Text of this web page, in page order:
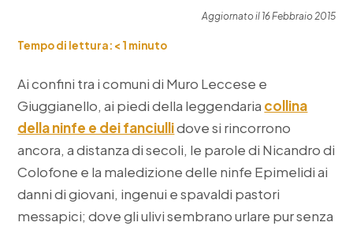
Aggiornato il 16 Febbraio 2015
Tempo di lettura: < 1 minuto
Ai confini tra i comuni di Muro Leccese e
Giuggianello, ai piedi della leggendaria collina
della ninfe e dei fanciullidove si rincorrono
ancora, a distanza di secoli, le parole di Nicandro di
Colofone e la maledizione delle ninfe Epimelidi ai
danni di giovani, ingenui e spavaldi pastori
messapici; dove gli ulivi sembrano urlare pur senza